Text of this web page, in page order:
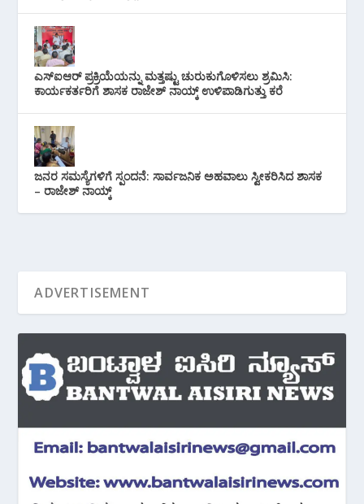
ಎಸ್‌ಐಆರ್ ಪ್ರಕ್ರಿಯೆಯನ್ನು ಮತ್ತಷ್ಟು ಚುರುಕುಗೊಳಿಸಲು ಶ್ರಮಿಸಿ:
ಕಾರ್ಯಕರ್ತರಿಗೆ ಶಾಸಕ ರಾಜೇಶ್ ನಾಯ್ಕ್ ಉಳಿಪಾಡಿಗುತ್ತು ಕರೆ
ಜನರ ಸಮಸ್ಯೆಗಳಿಗೆ ಸ್ಪಂದನೆ: ಸಾರ್ವಜನಿಕ ಅಹವಾಲು ಸ್ವೀಕರಿಸಿದ ಶಾಸಕ
– ರಾಜೇಶ್ ನಾಯ್ಕ್